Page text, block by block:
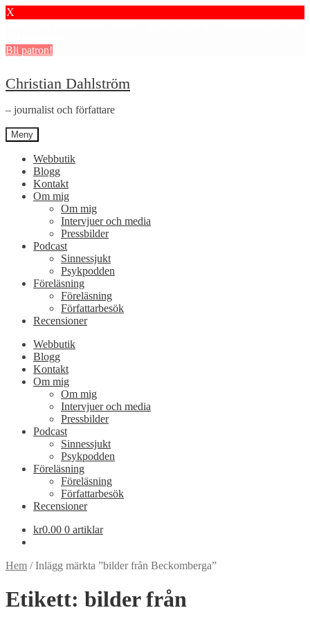
X
Bli patron!
Hoppa
till
navigering
Hoppa
till
innehåll
Christian Dahlström
– journalist och författare
Meny
Webbutik
Blogg
Kontakt
Om mig
Om mig
Intervjuer och media
Pressbilder
Podcast
Sinnessjukt
Psykpodden
Föreläsning
Föreläsning
Författarbesök
Recensioner
Webbutik
Blogg
Kontakt
Om mig
Om mig
Intervjuer och media
Pressbilder
Podcast
Sinnessjukt
Psykpodden
Föreläsning
Föreläsning
Författarbesök
Recensioner
kr0.00 0 artiklar
Hem /Inlägg märkta ”bilder från Beckomberga”
Etikett: bilder från